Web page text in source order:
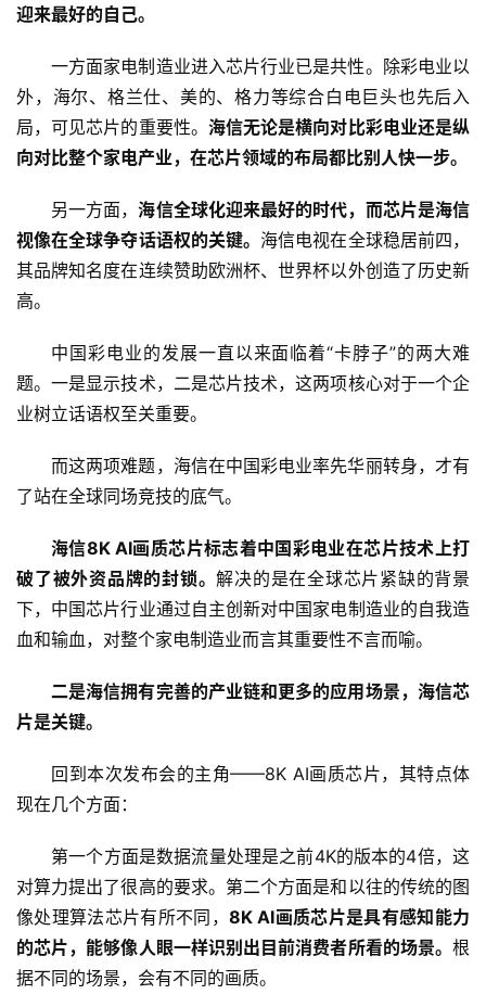
G
人
工
智
能
科
技
创
新
商
专
专
迎来最好的自己。
一方面家电制造业进入芯片行业已是共性。除彩电业以
外，海尔、格兰仕、美的、格力等综合白电巨头也先后入
局，可见芯片的重要性。 海信无论是横向对比彩电业还是纵
向对比整个家电产业，在芯片领域的布局都比别人快一步。
另一方面，海信全球化迎来最好的时代，而芯片是海信
视像在全球争夺话语权的关键。 海信电视在全球稳居前四，
其品牌知名度在连续赞助欧洲杯、世界杯以外创造了历史新
高。
中国彩电业的发展一直以来面临着“卡脖子”的两大难
题。一是显示技术，二是芯片技术，这两项核心对于一个企
业树立话语权至关重要。
而这两项难题，海信在中国彩电业率先华丽转身，才有
了站在全球同场竞技的底气。
海信8K AI画质芯片标志着中国彩电业在芯片技术上打
破了被外资品牌的封锁。解决的是在全球芯片紧缺的背景
下，中国芯片行业通过自主创新对中国家电制造业的自我造
血和输血，对整个家电制造业而言其重要性不言而喻。
二是海信拥有完善的产业链和更多的应用场景，海信芯
片是关键。
回到本次发布会的主角——8K AI画质芯片，其特点体
现在几个方面：
第一个方面是数据流量处理是之前4K的版本的4倍，这
对算力提出了很高的要求。第二个方面是和以往的传统的图
像处理算法芯片有所不同， 8K AI画质芯片是具有感知能力
的芯片，能够像人眼一样识别出目前消费者所看的场景。 根
据不同的场景，会有不同的画质。